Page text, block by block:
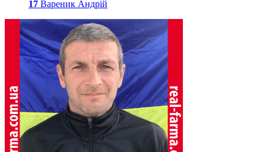
17 Вареник Андрій